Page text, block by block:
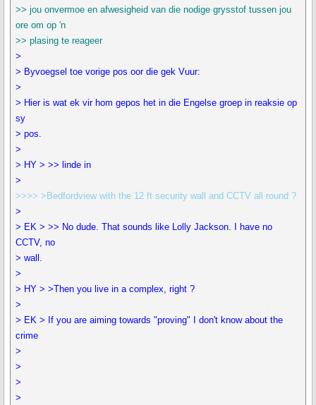
>> jou onvermoe en afwesigheid van die nodige grysstof tussen jou
ore om op 'n
>> plasing te reageer
>
> Byvoegsel toe vorige pos oor die gek Vuur:
>
> Hier is wat ek vir hom gepos het in die Engelse groep in reaksie op
sy
> pos.
>
> HY > >> linde in
>
>>>> >Bedfordview with the 12 ft security wall and CCTV all round ?
>
> EK > >> No dude. That sounds like Lolly Jackson. I have no
CCTV, no
> wall.
>
> HY > >Then you live in a complex, right ?
>
> EK > If you are aiming towards "proving" I don't know about the
crime
>
>
>
>